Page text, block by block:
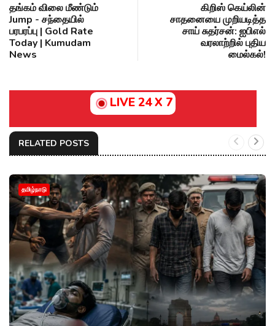
தங்கம் விலை மீண்டும்
Jump - சந்தையில்
பரபரப்பு | Gold Rate
Today | Kumudam
News
கிறிஸ் கெய்லின்
சாதனையை முறியடித்த
சாய் சுதர்சன்: ஐபிஎல்
வரலாற்றில் புதிய
மைல்கல்!
LIVE 24 X 7
RELATED POSTS
தமிழ்நாடு